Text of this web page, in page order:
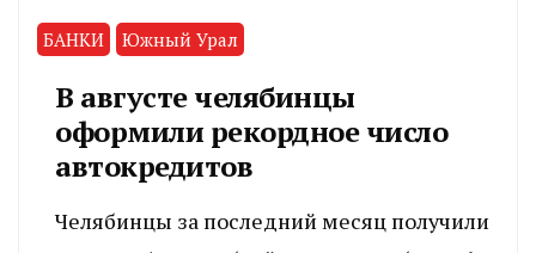
БАНКИ Южный Урал
В августе челябинцы
оформили рекордное число
автокредитов
Челябинцы за последний месяц получили